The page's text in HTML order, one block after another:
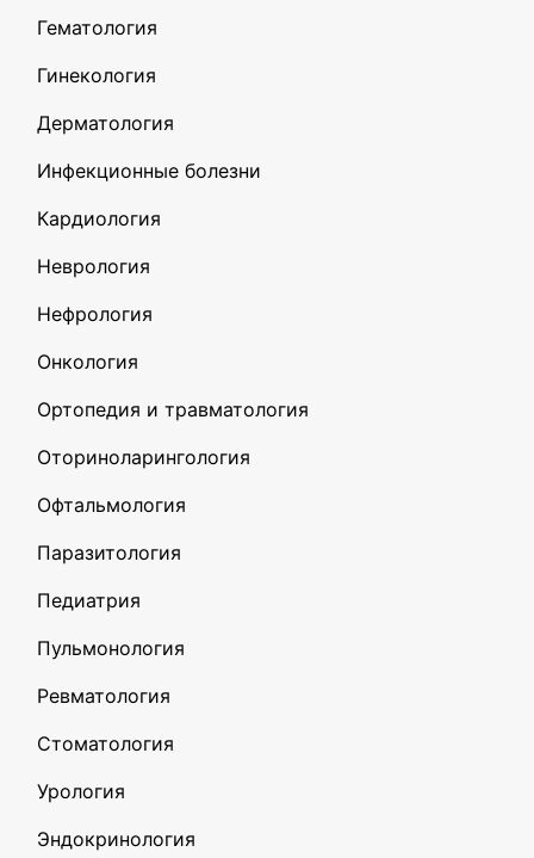
Гематология
Гинекология
Дерматология
Инфекционные болезни
Кардиология
Неврология
Нефрология
Онкология
Ортопедия и травматология
Оториноларингология
Офтальмология
Паразитология
Педиатрия
Пульмонология
Ревматология
Стоматология
Урология
Эндокринология